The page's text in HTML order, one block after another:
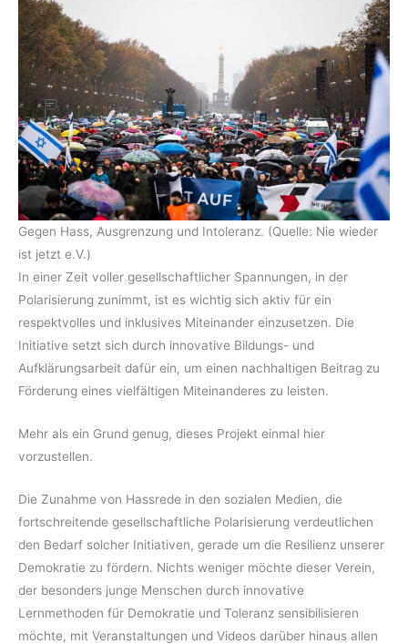
Gegen Hass, Ausgrenzung und Intoleranz. (Quelle: Nie wieder
ist jetzt e.V.)
In einer Zeit voller gesellschaftlicher Spannungen, in der
Polarisierung zunimmt, ist es wichtig sich aktiv für ein
respektvolles und inklusives Miteinander einzusetzen. Die
Initiative setzt sich durch innovative Bildungs- und
Aufklärungsarbeit dafür ein, um einen nachhaltigen Beitrag zu
Förderung eines vielfältigen Miteinanderes zu leisten.
Mehr als ein Grund genug, dieses Projekt einmal hier
vorzustellen.
Die Zunahme von Hassrede in den sozialen Medien, die
fortschreitende gesellschaftliche Polarisierung verdeutlichen
den Bedarf solcher Initiativen, gerade um die Resilienz unserer
Demokratie zu fördern. Nichts weniger möchte dieser Verein,
der besonders junge Menschen durch innovative
Lernmethoden für Demokratie und Toleranz sensibilisieren
möchte, mit Veranstaltungen und Videos darüber hinaus allen